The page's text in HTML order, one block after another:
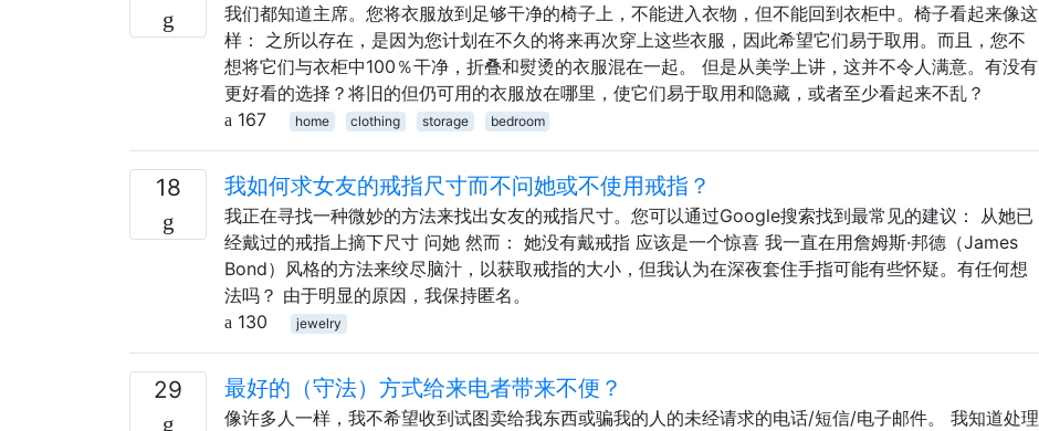
我们都知道主席。您将衣服放到足够干净的椅子上，不能进入衣物，但不能回到衣柜中。椅子看起来像这
样： 之所以存在，是因为您计划在不久的将来再次穿上这些衣服，因此希望它们易于取用。而且，您不
想将它们与衣柜中100％干净，折叠和熨烫的衣服混在一起。 但是从美学上讲，这并不令人满意。有没有
更好看的选择？将旧的但仍可用的衣服放在哪里，使它们易于取用和隐藏，或者至少看起来不乱？
167
home clothing storage bedroom
18 我如何求女友的戒指尺寸而不问她或不使用戒指？
我正在寻找一种微妙的方法来找出女友的戒指尺寸。您可以通过Google搜索找到最常见的建议： 从她已
经戴过的戒指上摘下尺寸 问她 然而： 她没有戴戒指 应该是一个惊喜 我一直在用詹姆斯·邦德（James
Bond）风格的方法来绞尽脑汁，以获取戒指的大小，但我认为在深夜套住手指可能有些怀疑。有任何想
法吗？ 由于明显的原因，我保持匿名。
130
jewelry
29 最好的（守法）方式给来电者带来不便？
像许多人一样，我不希望收到试图卖给我东西或骗我的人的未经请求的电话/短信/电子邮件。 我知道处理